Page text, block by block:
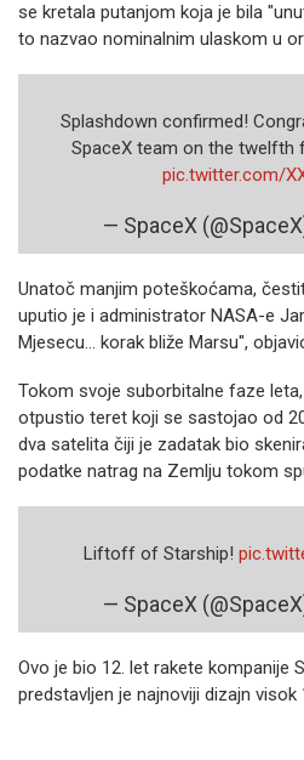
se kretala putanjom koja je bila
to nazvao nominalnim ulaskom u
Splashdown confirmed!
SpaceX team on the twelfth
pic.twitter.com/
— SpaceX
Unatoč manjim poteškoćama,
uputio je i administrator NASA-e
Mjesecu... korak bliže Marsu",
Tokom svoje suborbitalne faze
otpustio teret koji se sastojao od
dva satelita čiji je zadatak bio
podatke natrag na Zemlju tokom
Liftoff of Starship!
— SpaceX
Ovo je bio 12. let rakete kompanije
predstavljen je najnoviji dizajn visok